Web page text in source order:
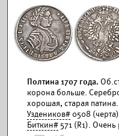
Полтина 1707 года.
корона больше.
хорошая, старая патина.
Уздеников# 0508
Биткин# 571 (R1). Очень